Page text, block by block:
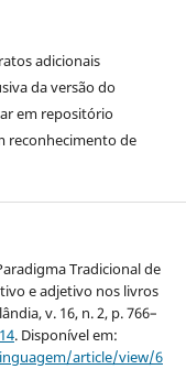
adicionais
da versão do
em repositório
reconhecimento de
Tradicional de
e adjetivo nos livros
v. 16, n. 2, p. 766–
. Disponível em:
article/view/6